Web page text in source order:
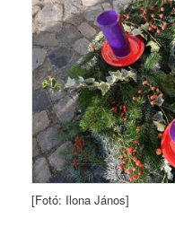
[Fotó: Ilona János]